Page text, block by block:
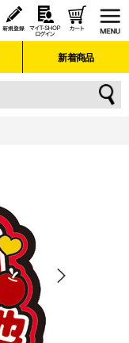
新着商品